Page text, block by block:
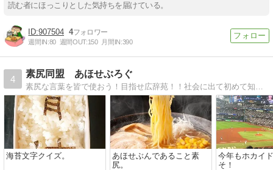
読む者にほっこりとした気持ちを届けている。
907504 4
週間IN:80 週間OUT:150 月間IN:390
4
素尻同盟 あほせぶろぐ
海苔文字クイズ。
あほせぶんであること素
尻。
今年もホカイ
そ！